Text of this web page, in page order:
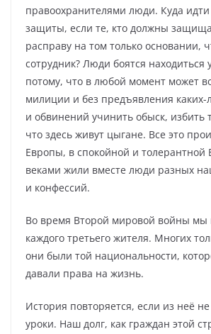
правоохранителями люди. Куда
защиты, если те, кто должны
расправу на том только основании,
сотрудник? Люди боятся находиться
потому, что в любой момент может
милиции и без предъявления каких-
и обвинений учинить обыск, избить
что здесь живут цыгане. Все это
Европы, в спокойной и толерантной
веками жили вместе люди разных
и конфессий.
Во время Второй мировой войны мы
каждого третьего жителя. Многих
они были той национальности,
давали права на жизнь.
История повторяется, если из неё
уроки. Наш долг, как граждан этой